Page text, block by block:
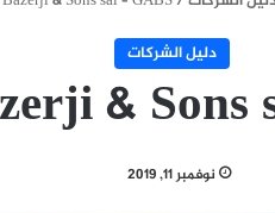
دليل الشركات
& Sons
نوفمبر 11, 2019